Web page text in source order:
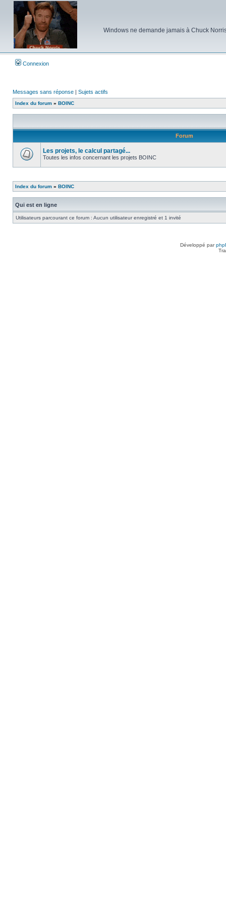
Windows ne demande jamais à Chuck
Connexion
Messages sans réponse | Sujets actifs
Index du forum » BOINC
Forum
message
Les projets, le calcul partagé...
Toutes les infos concernant les projets BOINC
Index du forum » BOINC
Qui est en ligne
Utilisateurs parcourant ce forum : Aucun utilisateur enregistré et 1 invité
Développé par